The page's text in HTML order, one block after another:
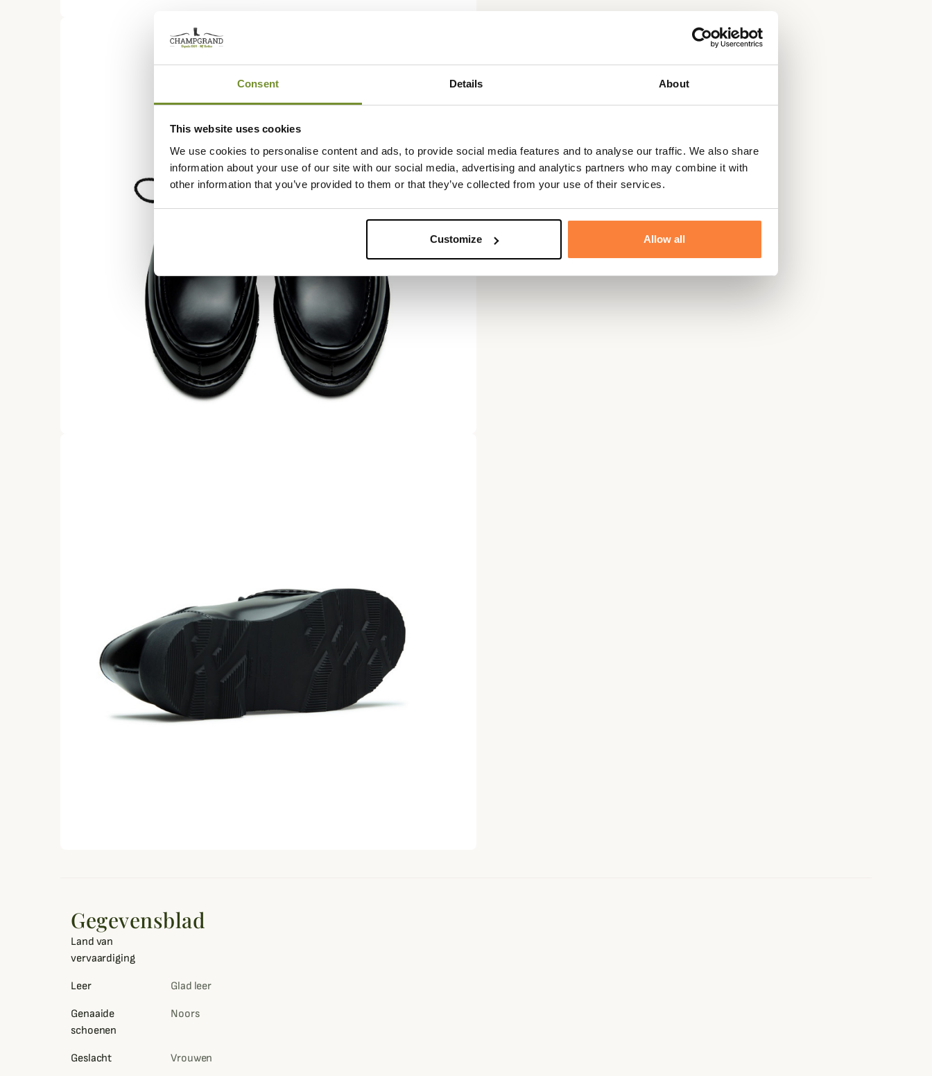
Consent Details About
This website uses cookies
We use cookies to personalise content and ads, to provide social media features and to analyse our traffic. We also share
information about your use of our site with our social media, advertising and analytics partners who may combine it with
other information that you’ve provided to them or that they’ve collected from your use of their services.
Customize Allow all
Gegevensblad
Land van
vervaardiging
Leer Glad leer
Genaaide
schoenen
Noors
Geslacht Vrouwen